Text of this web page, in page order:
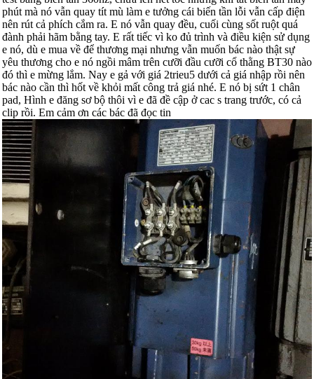
phút mà nó vẫn quay tít mù làm e tưởng cái biến tần lỗi vẫn cấp điện
nên rút cả phích cắm ra. E nó vẫn quay đều, cuối cùng sốt ruột quá
đành phải hãm bằng tay. E rất tiếc vì ko đủ trình và điều kiện sử dụng
e nó, dù e mua về để thương mại nhưng vẫn muốn bác nào thật sự
yêu thương cho e nó ngồi mâm trên cưỡi đầu cưỡi cổ thằng BT30 nào
đó thì e mừng lắm. Nay e gả với giá 2trieu5 dưới cả giá nhập rồi nên
bác nào cần thì hốt về khỏi mất công trả giá nhé. E nó bị sứt 1 chân
pad, Hình e đăng sơ bộ thôi vì e đã đề cập ở cac s trang trước, có cả
clip rồi. Em cảm ơn các bác đã đọc tin